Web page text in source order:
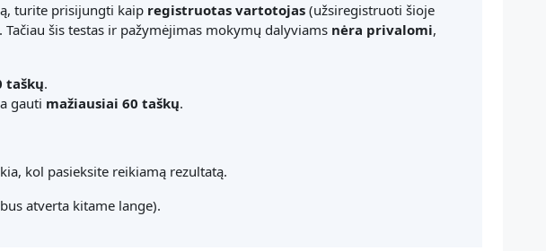
turite prisijungti kaip registruotas vartotojas (užsiregistruoti šioje
. Tačiau šis testas ir pažymėjimas mokymų dalyviams nėra privalomi,
taškų.
gauti mažiausiai 60 taškų.
kol pasieksite reikiamą rezultatą.
atverta kitame lange).